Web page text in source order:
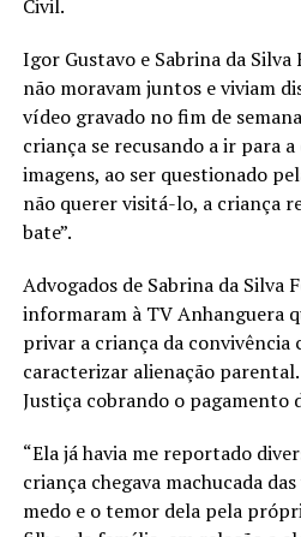
Civil.
Igor Gustavo e Sabrina da Silva
não moravam juntos e viviam
vídeo gravado no fim de
criança se recusando a ir para a
imagens, ao ser questionado
não querer visitá-lo, a criança
bate”.
Advogados de Sabrina da Silva
informaram à TV Anhanguera
privar a criança da convivência
caracterizar alienação
Justiça cobrando o pagamento
“Ela já havia me reportado
criança chegava machucada
medo e o temor dela pela